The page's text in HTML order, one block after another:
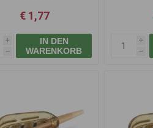
€ 1,77
i
h
IN DEN
WARENKORB
i
h